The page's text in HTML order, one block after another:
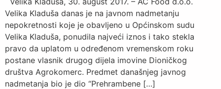
Velika Kladuša danas je na javnom nadmetanju
nepokretnosti koje je obavljeno u Općinskom sudu
Velika Kladuša, ponudila najveći iznos i tako stekla
pravo da uplatom u određenom vremenskom roku
postane vlasnik drugog dijela imovine Dioničkog
društva Agrokomerc. Predmet današnjeg javnog
nadmetanja bio je dio “Prehrambene […]